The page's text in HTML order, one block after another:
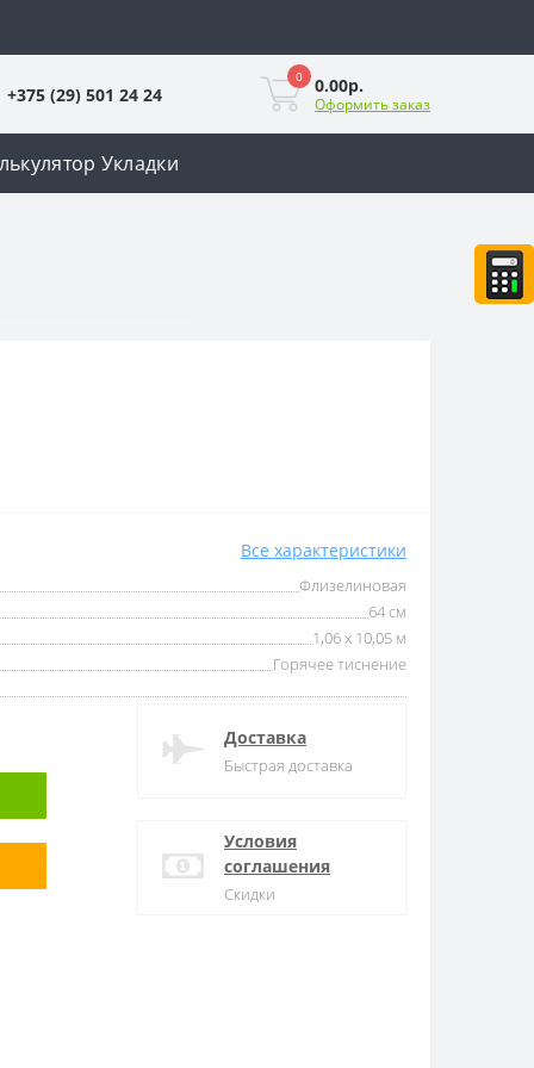
+375 (29) 501 24 24
0 0.00р.
Оформить заказ
Укладки
Все характеристики
Флизелиновая
64 см
1,06 x 10,05 м
Горячее тиснение
Доставка
Быстрая доставка
Условия
соглашения
Скидки